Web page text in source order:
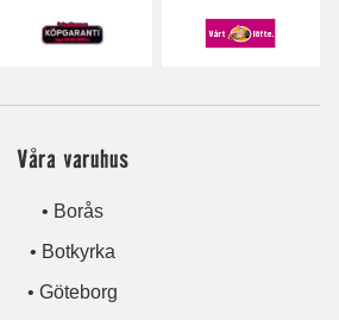
Våra varuhus
• Borås
• Botkyrka
• Göteborg